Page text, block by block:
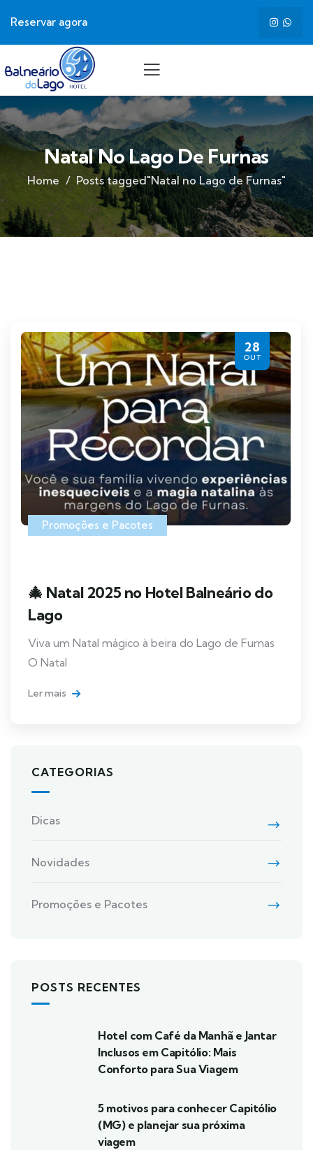
Reservar agora
Natal No Lago De Furnas
Home Posts tagged"Natal no Lago de Furnas"
28
OUT
Promoções e Pacotes
🎄 Natal 2025 no Hotel Balneário do
Lago
Viva um Natal mágico à beira do Lago de Furnas
O Natal
Ler mais
CATEGORIAS
Dicas
Novidades
Promoções e Pacotes
POSTS RECENTES
Hotel com Café da Manhã e Jantar
Inclusos em Capitólio: Mais
Conforto para Sua Viagem
5 motivos para conhecer Capitólio
(MG) e planejar sua próxima
viagem